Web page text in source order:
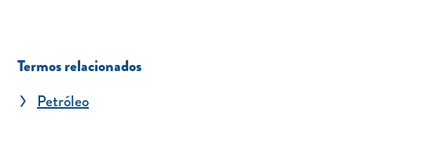
Termos relacionados
Petróleo